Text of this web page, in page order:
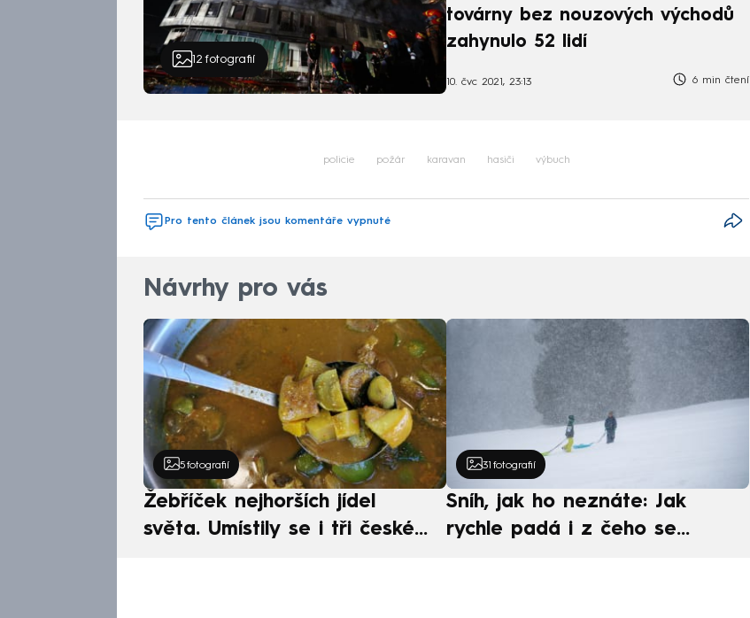
12 fotografií
továrny bez nouzových východů
zahynulo 52 lidí
10. čvc 2021, 23:13 6 min čtení
policie požár karavan hasiči výbuch
Pro tento článek jsou komentáře vypnuté
Návrhy pro vás
5 fotografií
Žebříček nejhorších jídel
světa. Umístily se i tři české
31 fotografií
Sníh, jak ho neznáte: Jak
rychle padá i z čeho se